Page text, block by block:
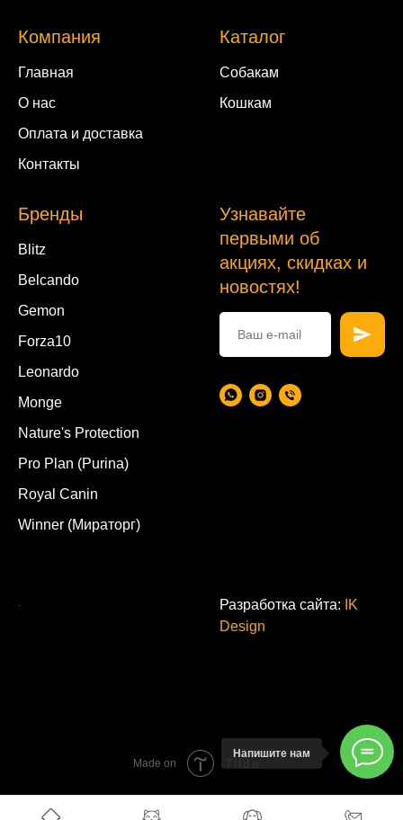
Компания
Главная
О нас
Оплата и доставка
Контакты
Каталог
Собакам
Кошкам
Бренды
Blitz
Belcando
Gemon
Forza10
Leonardo
Monge
Nature's Protection
Pro Plan (Purina)
Royal Canin
Winner (Мираторг)
Узнавайте
первыми об
акциях, скидках и
новостях!
Разработка сайта:
IK
Design
Напишите нам
Made on